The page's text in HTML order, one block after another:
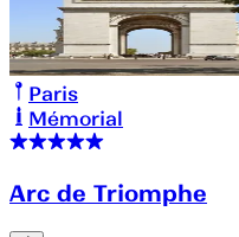
Paris
Mémorial
Arc de Triomphe